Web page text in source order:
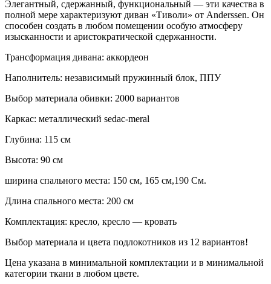
Элегантный, сдержанный, функциональный — эти качества в
полной мере характеризуют диван «Тиволи» от Anderssen. Он
способен создать в любом помещении особую атмосферу
изысканности и аристократической сдержанности.
Трансформация дивана: аккордеон
Наполнитель: независимый пружинный блок, ППУ
Выбор материала обивки: 2000 вариантов
Каркас: металлический sedac-meral
Глубина: 115 см
Высота: 90 см
ширина спального места: 150 см, 165 см,190 См.
Длина спального места: 200 см
Комплектация: кресло, кресло — кровать
Выбор материала и цвета подлокотников из 12 вариантов!
Цена указана в минимальной комплектации и в минимальной
категории ткани в любом цвете.